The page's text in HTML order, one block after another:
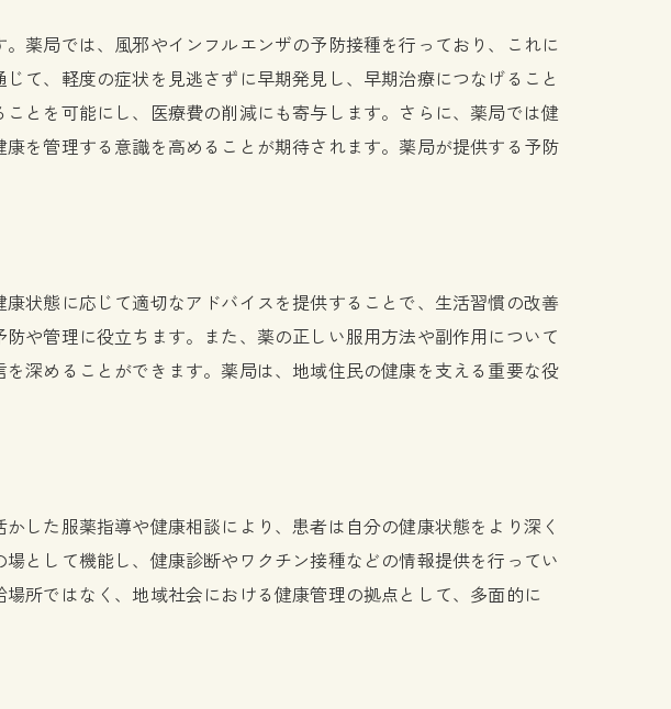
性
用する方法
様なサービス
ビス事例
せない理由
み
役割
管理の新しい形
の価値とは
維持の方法
薬局では、風邪やインフルエンザの予防接種を行っており、これに
て、軽度の症状を見逃さずに早期発見し、早期治療につなげること
とを可能にし、医療費の削減にも寄与します。さらに、薬局では健
を管理する意識を高めることが期待されます。薬局が提供する予防
状態に応じて適切なアドバイスを提供することで、生活習慣の改善
や管理に役立ちます。また、薬の正しい服用方法や副作用について
深めることができます。薬局は、地域住民の健康を支える重要な役
した服薬指導や健康相談により、患者は自分の健康状態をより深く
として機能し、健康診断やワクチン接種などの情報提供を行ってい
所ではなく、地域社会における健康管理の拠点として、多面的に